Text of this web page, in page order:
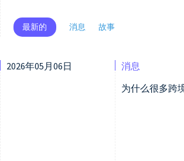
最新的 消息 故事
2026年05月06日
消息
为什么很多跨